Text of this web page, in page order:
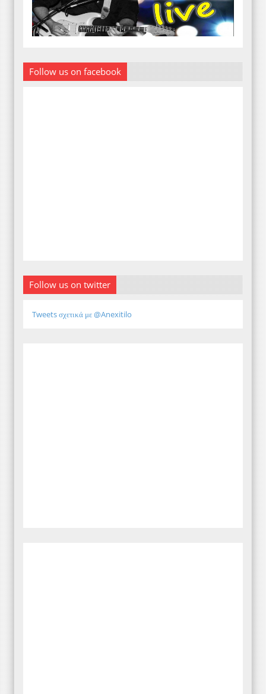
Follow us on facebook
Follow us on twitter
Tweets σχετικά με @Anexitilo